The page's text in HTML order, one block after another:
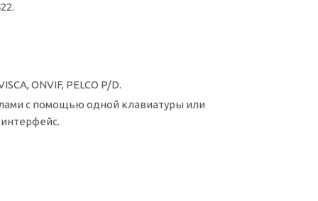
ONVIF, PELCO P/D.
с помощью одной клавиатуры или